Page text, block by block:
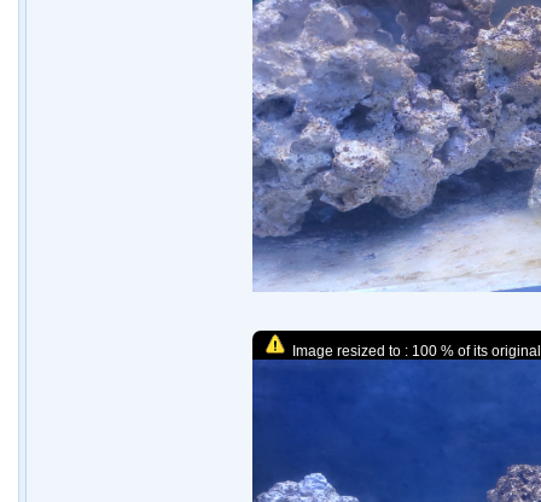
Image resized to : 100 % of its